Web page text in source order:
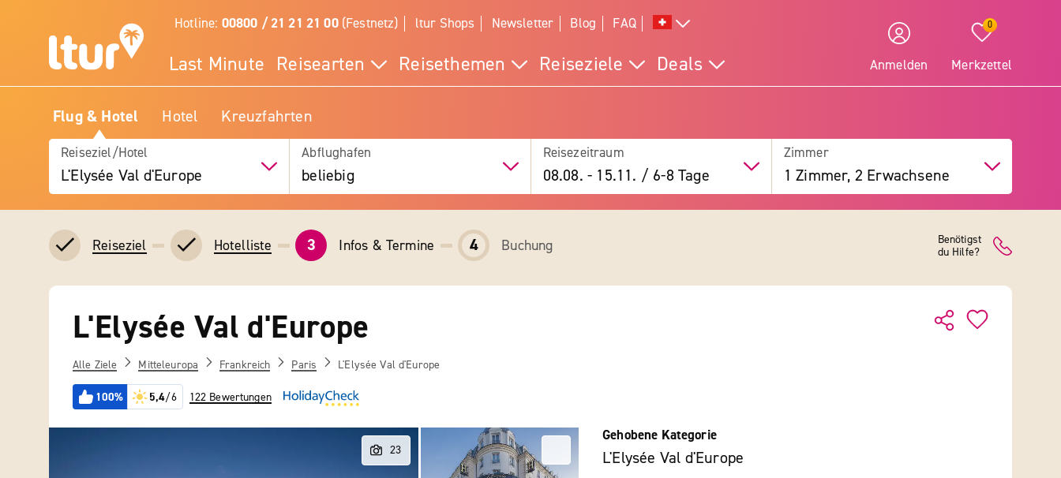
Hotline: 00800 / 21 21 21 00(Festnetz) ltur Shops Newsletter Blog FAQ
Last Minute Reisearten Reisethemen Reiseziele Deals Anmelden
0
Merkzettel
Flug & Hotel Hotel Kreuzfahrten
Reiseziel/Hotel
L'Elysée Val d'Europe
Abflughafen
beliebig
Reisezeitraum
08.08. - 15.11. / 6-8 Tage
Zimmer
1 Zimmer, 2 Erwachsene
Reiseziel Hotelliste 3 Infos & Termine 4 Buchung
Benötigst
du Hilfe?
L'Elysée Val d'Europe
Alle Ziele Mitteleuropa Frankreich Paris L'Elysée Val d'Europe
100% 5,4/6 122 Bewertungen
Gehobene Kategorie
L'Elysée Val d'Europe